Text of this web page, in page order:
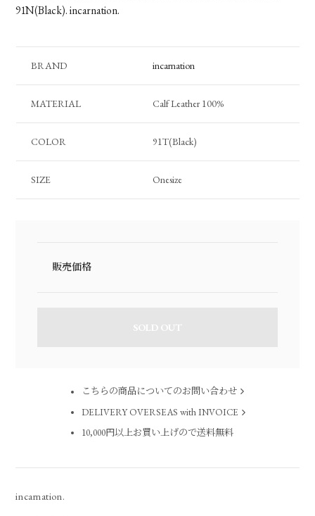
91N(Black). incarnation.
BRAND incarnation
MATERIAL Calf Leather 100%
COLOR 91T(Black)
SIZE Onesize
販売価格
SOLD OUT
こちらの商品についてのお問い合わせ
DELIVERY OVERSEAS with INVOICE
10,000円以上お買い上げので送料無料
incarnation.